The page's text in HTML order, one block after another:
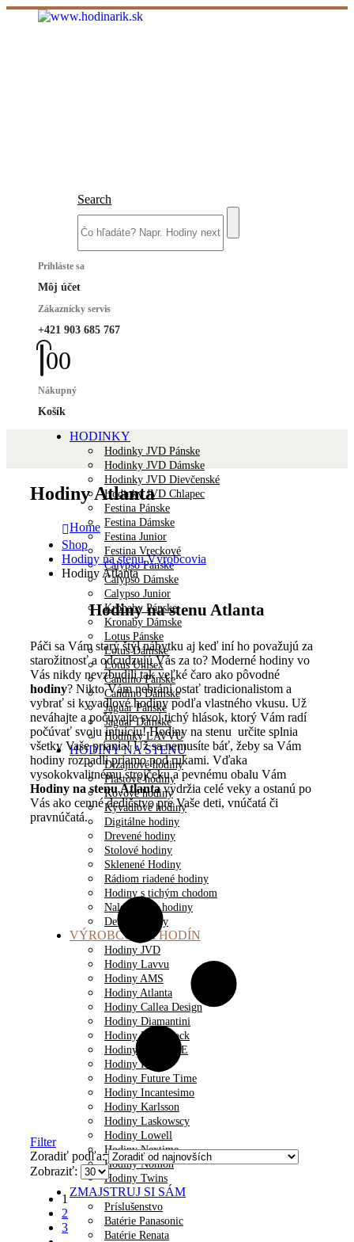
Search
Prihláste sa
Môj účet
Zákaznícky servis
+421 903 685 767
00
Nákupný
Košík
HODINKY
Hodinky JVD Pánske
Hodinky JVD Dámske
Hodinky JVD Dievčenské
Hodinky JVD Chlapec
Festina Pánske
Festina Dámske
Festina Junior
Festina Vreckové
Calypso Pánske
Calypso Dámske
Calypso Junior
Kronaby Pánske
Kronaby Dámske
Lotus Pánske
Lotus Dámske
Lotus Unisex
Candino Pánske
Candino Dámske
Jaguar Pánske
Jaguar Dámske
Hodinky LAVVU
HODINY NA STENU
Dizajnové hodiny
Plastové hodiny
Kovové hodiny
Kyvadlové hodiny
Digitálne hodiny
Drevené hodiny
Stolové hodiny
Sklenené Hodiny
Rádiom riadené hodiny
Hodiny s tichým chodom
Nalepovacie hodiny
Detské hodiny
VÝROBCOVIA HODÍN
Hodiny JVD
Hodiny Lavvu
Hodiny AMS
Hodiny Atlanta
Hodiny Callea Design
Hodiny Diamantini
Hodiny Discoclock
Hodiny DX-TIME
Hodiny Fisura
Hodiny Future Time
Hodiny Incantesimo
Hodiny Karlsson
Hodiny Laskowscy
Hodiny Lowell
Hodiny Nextime
Hodiny Nomon
Hodiny Twins
ZMAJSTRUJ SI SÁM
Príslušenstvo
Batérie Panasonic
Batérie Renata
Hodiny Atlanta
Home
Shop
Hodiny na stenu Výrobcovia
Hodiny Atlanta
Hodiny na stenu Atlanta
Páči sa Vám starý štýl nábytku aj keď iní ho považujú za
starožitnosť a odcudzujú Vás za to? Moderné hodiny vo
Vás nikdy nevzbudili tak veľké čaro ako pôvodné
hodiny? Nikto Vám nebráni ostať tradicionalistom a
vybrať si kyvadlové hodiny podľa vlastného vkusu. Už
neváhajte a počúvajte svoj tichý hlások, ktorý Vám radí
počúvať svoju intuíciu! Hodiny na stenu určite splnia
všetky Vaše priania! Už sa nemusíte báť, žeby sa Vám
hodiny rozpadli priamo pod rukami. Vďaka
vysokokvalitnému strojčeku a pevnému obalu Vám
Hodiny na stenu Atlantavydržia celé veky a ostanú po
Vás ako cenné dedičstvo pre Vaše deti, vnúčatá či
pravnúčatá.
Filter
Zoradiť podľa:
Zobraziť:
1
2
3